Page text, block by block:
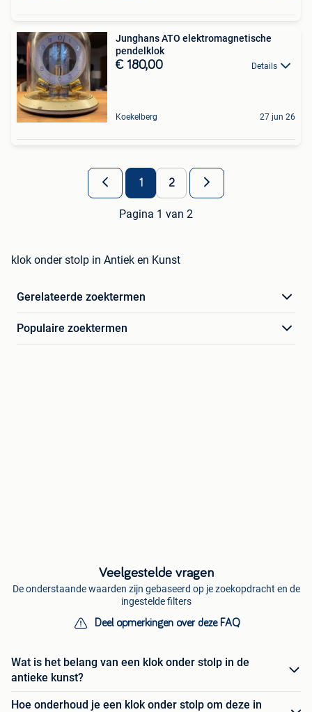
Junghans ATO elektromagnetische
pendelklok
€ 180,00 Details
Koekelberg 27 jun 26
1 2
Pagina 1 van 2
klok onder stolp in Antiek en Kunst
Gerelateerde zoektermen
Populaire zoektermen
Veelgestelde vragen
De onderstaande waarden zijn gebaseerd op je zoekopdracht en de
ingestelde filters
Deel opmerkingen over deze FAQ
Wat is het belang van een klok onder stolp in de
antieke kunst?
Hoe onderhoud je een klok onder stolp om deze in